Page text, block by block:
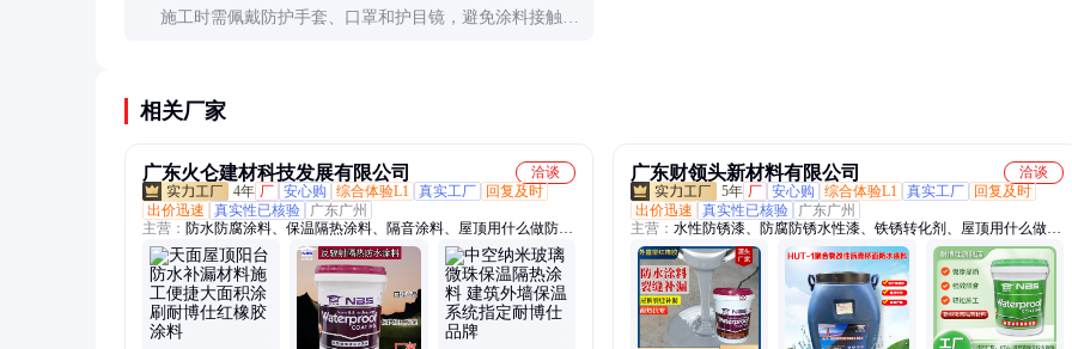
施工时需佩戴防护手套、口罩和护目镜，避免涂料接触皮
相关厂家
广东火仑建材科技发展有限公司
洽谈
4年 厂 安心购 综合体验L1 真实工厂
回复及时
出价迅速
真实性已核验
广东广州
主营： 防水防腐涂料、保温隔热涂料、隔音涂料、屋顶用什么做防
水、屋面防水涂料、室内防水涂料、陶瓷微珠保温隔热涂料、气凝胶
绝热保温涂料、反辐射隔热防水涂料、污水池防腐涂料
广东财领头新材料有限公司
洽谈
5年 厂 安心购 综合体验L1 真实工厂
回复及时
出价迅速
真实性已核验
广东广州
主营： 水性防锈漆、防腐防锈水性漆、铁锈转化剂、屋顶用什么做防
水、彩钢瓦翻新防锈漆、隔音吸音材料、吸音阻燃涂料、外墙保温涂
料、桥面防水、路桥防水、背水面防水、背水面补漏、外露型防水、
红橡胶防水